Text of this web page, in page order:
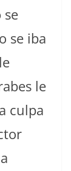
se
se iba
le
culpa